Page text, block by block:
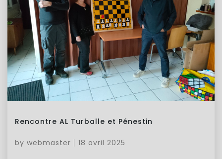
Rencontre AL Turballe et Pénestin
by webmaster 18 avril 2025